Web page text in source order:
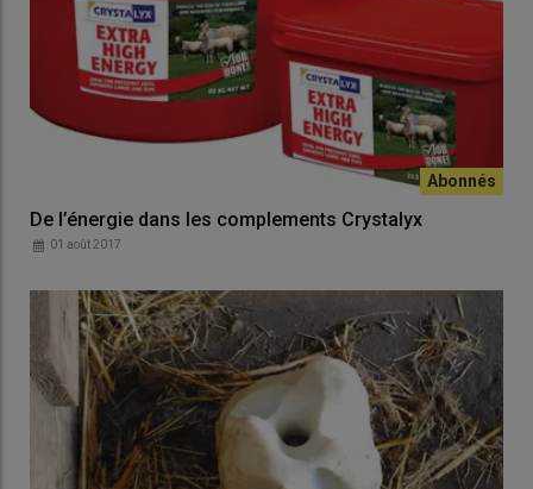
De l’énergie dans les complements Crystalyx
01 août 2017